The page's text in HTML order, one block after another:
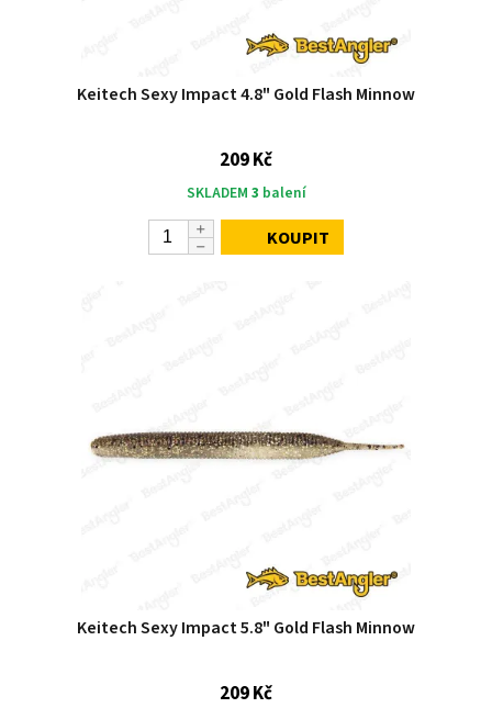
Keitech Sexy Impact 4.8" Gold Flash Minnow
209 Kč
SKLADEM 3 balení
KOUPIT
Keitech Sexy Impact 5.8" Gold Flash Minnow
209 Kč